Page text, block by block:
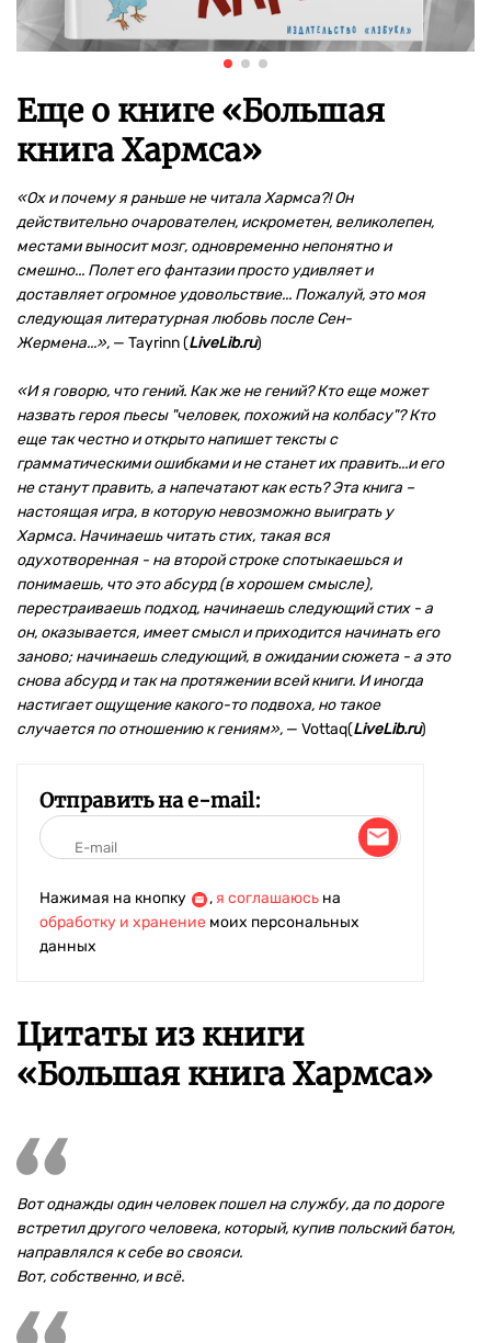
Еще о книге «Большая
книга Хармса»
«Ох и почему я раньше не читала Хармса?! Он
действительно очарователен, искрометен, великолепен,
местами выносит мозг, одновременно непонятно и
смешно... Полет его фантазии просто удивляет и
доставляет огромное удовольствие... Пожалуй, это моя
следующая литературная любовь после Сен-
Жермена...», — Tayrinn (LiveLib.ru)
«И я говорю, что гений. Как же не гений? Кто еще может
назвать героя пьесы "человек, похожий на колбасу"? Кто
еще так честно и открыто напишет тексты с
грамматическими ошибками и не станет их править...и его
не станут править, а напечатают как есть? Эта книга –
настоящая игра, в которую невозможно выиграть у
Хармса. Начинаешь читать стих, такая вся
одухотворенная - на второй строке спотыкаешься и
понимаешь, что это абсурд (в хорошем смысле),
перестраиваешь подход, начинаешь следующий стих - а
он, оказывается, имеет смысл и приходится начинать его
заново; начинаешь следующий, в ожидании сюжета - а это
снова абсурд и так на протяжении всей книги. И иногда
настигает ощущение какого-то подвоха, но такое
случается по отношению к гениям», — Vottaq(LiveLib.ru)
Отправить на e-mail:
Нажимая на кнопку , я соглашаюсь на
обработку и хранение моих персональных
данных
Цитаты из книги
«Большая книга Хармса»
Вот однажды один человек пошел на службу, да по дороге
встретил другого человека, который, купив польский батон,
направлялся к себе во свояси.
Вот, собственно, и всё.